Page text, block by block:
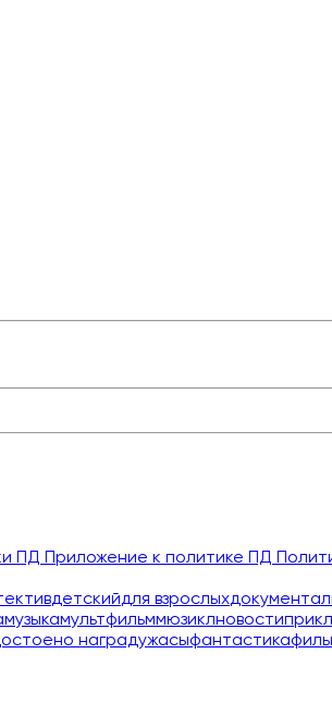
ПД Приложение к политике ПД
детскийдля взрослых
музыкамультфильммюзиклновости
наградужасыфантастика